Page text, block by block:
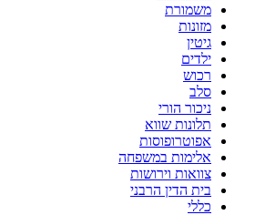
משמורת
מזונות
גיטין
ילדים
רכוש
סלב
ניכור הורי
תלונות שווא
אפוטרופוסות
אלימות במשפחה
צוואות וירושות
בית הדין הרבני
כללי